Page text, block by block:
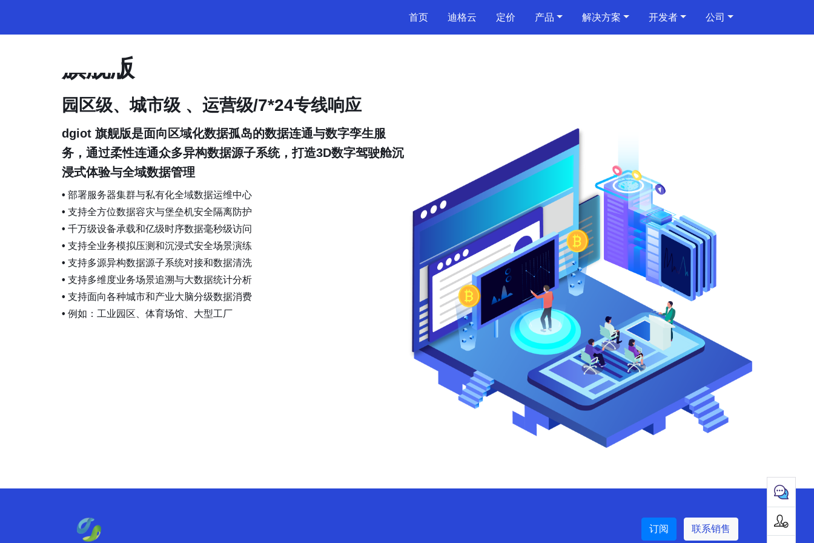
首页 迪格云 定价 产品 解决方案 开发者 公司
旗舰版
园区级、城市级 、运营级/7*24专线响应
dgiot 旗舰版是面向区域化数据孤岛的数据连通与数字孪生服
务，通过柔性连通众多异构数据源子系统，打造3D数字驾驶舱沉
浸式体验与全域数据管理
• 部署服务器集群与私有化全域数据运维中心
• 支持全方位数据容灾与堡垒机安全隔离防护
• 千万级设备承载和亿级时序数据毫秒级访问
• 支持全业务模拟压测和沉浸式安全场景演练
• 支持多源异构数据源子系统对接和数据清洗
• 支持多维度业务场景追溯与大数据统计分析
• 支持面向各种城市和产业大脑分级数据消费
• 例如：工业园区、体育场馆、大型工厂
订阅 联系销售